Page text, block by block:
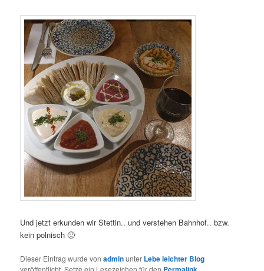
Und jetzt erkunden wir Stettin.. und verstehen Bahnhof.. bzw.
kein polnisch 🙂
Dieser Eintrag wurde vonadminunter Lebe leichter Blog